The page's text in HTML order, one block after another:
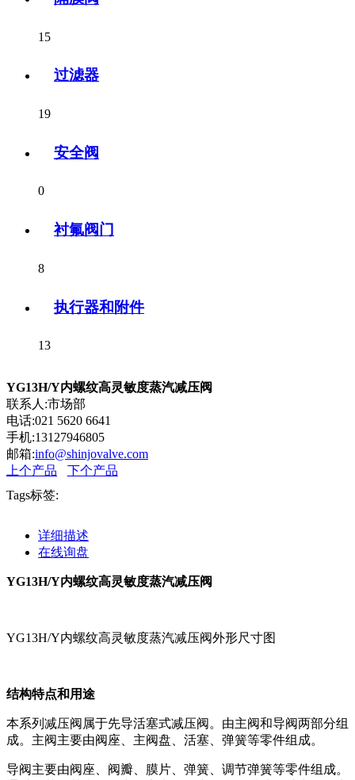
15
过滤器
19
安全阀
0
衬氟阀门
8
执行器和附件
13
YG13H/Y内螺纹高灵敏度蒸汽减压阀
联系人:市场部
电话:021 5620 6641
手机:13127946805
邮箱:info@shinjovalve.com
上个产品
下个产品
Tags标签:
详细描述
在线询盘
YG13H/Y内螺纹高灵敏度蒸汽减压阀
YG13H/Y内螺纹高灵敏度蒸汽减压阀外形尺寸图
结构特点和用途
本系列减压阀属于先导活塞式减压阀。由主阀和导阀两部分组
成。主阀主要由阀座、主阀盘、活塞、弹簧等零件组成。
导阀主要由阀座、阀瓣、膜片、弹簧、调节弹簧等零件组成。